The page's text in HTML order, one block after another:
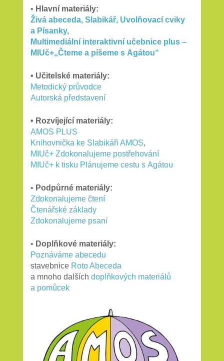
• Hlavní materiály:
Živá abeceda, Slabikář, Uvolňovací cviky
a Písanky,
Multimediální interaktivní učebnice plus –
MIUč+„Čteme a píšeme s Agátou“
• Učitelské materiály:
Metodický průvodce
Autorská představení
• Rozvíjející materiály:
AMOS PLUS
Knihovnička ke Slabikáři AMOS,
MIUč+ Zdokonalujeme postřehování
MIUč+ k tisku Plánujeme cestu s Agátou
• Podpůrné materiály:
Zdokonalujeme čtení
Čtenářské základy
Zdokonalujeme psaní
• Doplňkové materiály:
Poznáváme abecedu
stavebnice Roto Abeceda
a mnoho dalších doplňkových materiálů
a pomůcek